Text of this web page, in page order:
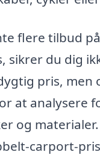
flere tilbud
sikrer du dig
pris, men
at analysere
og
carport-